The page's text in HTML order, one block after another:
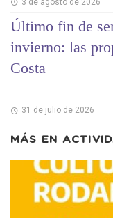
Último fin de
invierno: las
Costa
31 de julio de 2026
MÁS EN